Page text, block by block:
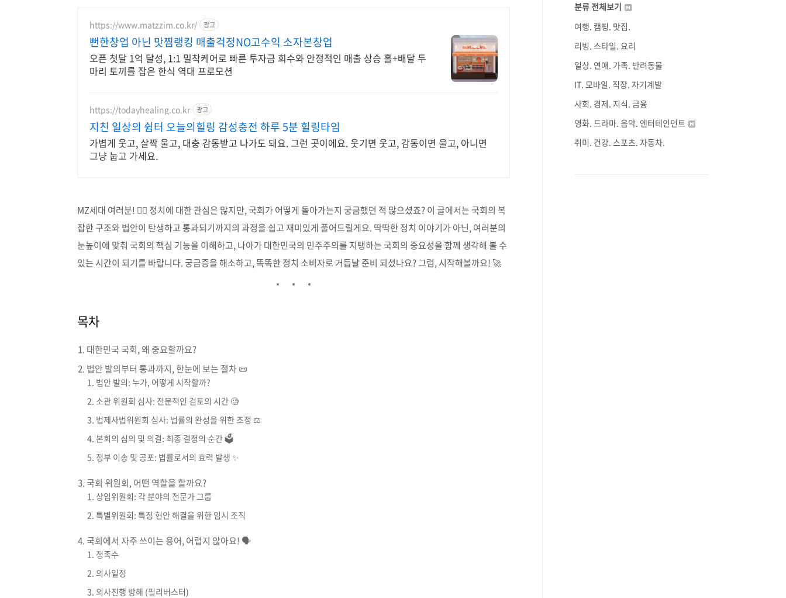
https://www.matzzim.co.kr/ 광고
뻔한창업 아닌 맛찜랭킹 매출걱정NO고수익 소자본창업
오픈 첫달 1억 달성, 1:1 밀착케어로 빠른 투자금 회수와 안정적인 매출 상승 홀+배달 두
마리 토끼를 잡은 한식 역대 프로모션
https://todayhealing.co.kr 광고
지친 일상의 쉼터 오늘의힐링 감성충전 하루 5분 힐링타임
가볍게 웃고, 살짝 울고, 대충 감동받고 나가도 돼요. 그런 곳이에요. 웃기면 웃고, 감동이면 울고, 아니면
그냥 눕고 가세요.
MZ세대 여러분! 🙋‍♀️ 정치에 대한 관심은 많지만, 국회가 어떻게 돌아가는지 궁금했던 적 많으셨죠? 이 글에서는 국회의 복
잡한 구조와 법안이 탄생하고 통과되기까지의 과정을 쉽고 재미있게 풀어드릴게요. 딱딱한 정치 이야기가 아닌, 여러분의
눈높이에 맞춰 국회의 핵심 기능을 이해하고, 나아가 대한민국의 민주주의를 지탱하는 국회의 중요성을 함께 생각해 볼 수
있는 시간이 되기를 바랍니다. 궁금증을 해소하고, 똑똑한 정치 소비자로 거듭날 준비 되셨나요? 그럼, 시작해볼까요! 🚀
목차
대한민국 국회, 왜 중요할까요?
법안 발의부터 통과까지, 한눈에 보는 절차 📜
법안 발의: 누가, 어떻게 시작할까?
소관 위원회 심사: 전문적인 검토의 시간 🧐
법제사법위원회 심사: 법률의 완성을 위한 조정 ⚖️
본회의 심의 및 의결: 최종 결정의 순간 🗳️
정부 이송 및 공포: 법률로서의 효력 발생 ✨
국회 위원회, 어떤 역할을 할까요?
상임위원회: 각 분야의 전문가 그룹
특별위원회: 특정 현안 해결을 위한 임시 조직
국회에서 자주 쓰이는 용어, 어렵지 않아요! 🗣️
정족수
의사일정
의사진행 방해 (필리버스터)
분류 전체보기
여행. 캠핑. 맛집.
리빙. 스타일. 요리
일상. 연애. 가족. 반려동물
IT. 모바일. 직장. 자기계발
사회. 경제. 지식. 금융
영화. 드라마. 음악. 엔터테인먼트
취미. 건강. 스포츠. 자동차.